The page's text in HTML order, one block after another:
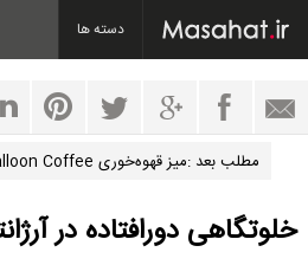
دسته ها
خلوتگاهی دورافتاده در